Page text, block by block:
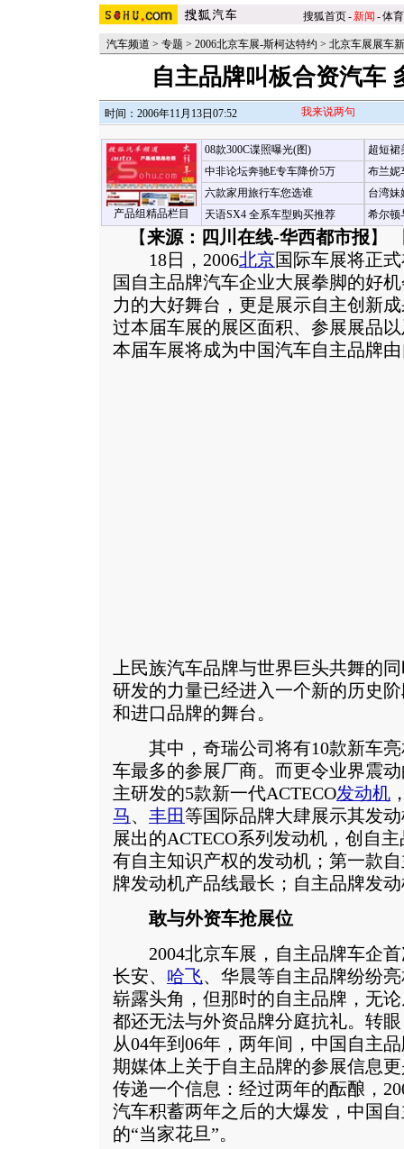
搜狐首页-新闻 -体育
汽车频道 > 专题 > 2006北京车展-斯柯达特约 > 北京车展展车
自主品牌叫板合资汽车
时间：2006年11月13日07:52 我来说两句
产品组精品栏目
08款300C谍照曝光(图)
中非论坛奔驰E专车降价5万
六款家用旅行车您选谁
天语SX4 全系车型购买推荐
超短裙
布兰妮
台湾妹
希尔顿
【来源：四川在线-华西都市报 】
18日，2006北京国际车展将正
国自主品牌汽车企业大展拳脚的好
力的大好舞台，更是展示自主创新
过本届车展的展区面积、参展展品
本届车展将成为中国汽车自主品牌
上民族汽车品牌与世界巨头共舞的
研发的力量已经进入一个新的历史
和进口品牌的舞台。
其中，奇瑞公司将有10款新车亮
车最多的参展厂商。而更令业界震
主研发的5款新一代ACTECO发动机
马、 丰田等国际品牌大肆展示其发
展出的ACTECO系列发动机，创自
有自主知识产权的发动机；第一款
牌发动机产品线最长；自主品牌发
敢与外资车抢展位
2004北京车展，自主品牌车企首
长安、 哈飞、华晨等自主品牌纷纷
崭露头角，但那时的自主品牌，无
都还无法与外资品牌分庭抗礼。转
从04年到06年，两年间，中国自主
期媒体上关于自主品牌的参展信息
传递一个信息：经过两年的酝酿，
汽车积蓄两年之后的大爆发，中国
的“当家花旦”。